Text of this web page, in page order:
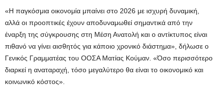
«Η παγκόσμια οικονομία μπαίνει στο 2026 με ισχυρή δυναμική,
αλλά οι προοπτικές έχουν αποδυναμωθεί σημαντικά από την
έναρξη της σύγκρουσης στη Μέση Ανατολή και ο αντίκτυπος είναι
πιθανό να γίνει αισθητός για κάποιο χρονικό διάστημα», δήλωσε ο
Γενικός Γραμματέας του ΟΟΣΑ Ματίας Κούμαν. «Όσο περισσότερο
διαρκεί η αναταραχή, τόσο μεγαλύτερο θα είναι το οικονομικό και
κοινωνικό κόστος».